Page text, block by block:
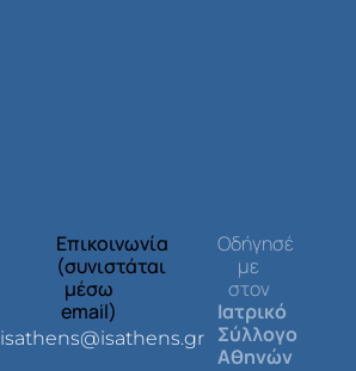
Επικοινωνία
(συνιστάται
μέσω
email)
isathens@isathens.gr
Οδήγησέ
με
στον
Ιατρικό
Σύλλογο
Αθηνών